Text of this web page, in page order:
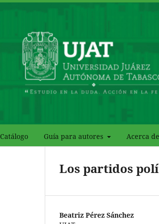
Catálogo Guía para autores Acerca de
Los partidos
Beatriz Pérez Sánchez